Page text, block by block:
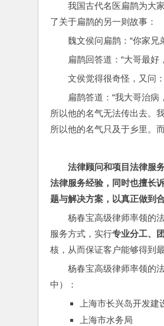
我国古代名医扁鹊为大
了关于扁鹊的另一则故事：
魏文侯问扁鹊：“你家兄
扁鹊回答道：“大哥最好
文侯觉得很奇怪，又问
扁鹊答道：“我大哥治
所以他的名气无法传出去。
所以他的名气只及于乡里。
法律顾问和项目法律服
法律服务经验，同时也擅长
题与解决方案，以真正做到
杨春宝高级律师率领的
服务方式，实行专业分工、
核，从而保证客户能够得到
杨春宝高级律师率领的
中）：
上海市长兴岛开发
上海市水务局